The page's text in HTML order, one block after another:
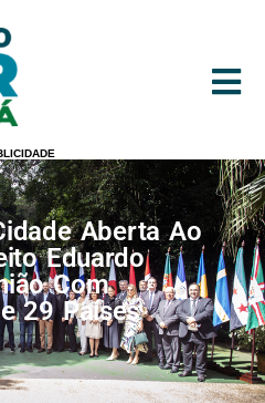
Aberta Ao
Eduardo
Com
29 Países